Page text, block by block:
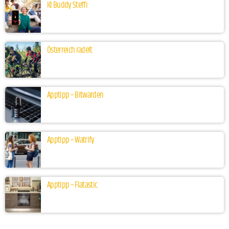
KI Buddy Steffi
Österreich radelt
Apptipp – Bitwarden
Apptipp – Watrify
Apptipp – Flatastic